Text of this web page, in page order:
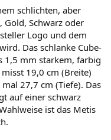
schlichten, aber
Gold, Schwarz oder
Logo und dem
Das schlanke Cube-
1,5 mm starkem, farbig
19,0 cm (Breite)
27,7 cm (Tiefe). Das
auf einer schwarz
ist das Metis